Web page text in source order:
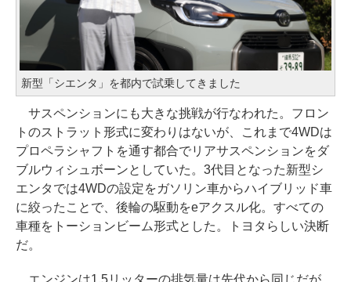
新型「シエンタ」を都内で試乗してきました
サスペンションにも大きな挑戦が行なわれた。フロン
トのストラット形式に変わりはないが、これまで4WDは
プロペラシャフトを通す都合でリアサスペンションをダ
ブルウィシュボーンとしていた。3代目となった新型シ
エンタでは4WDの設定をガソリン車からハイブリッド車
に絞ったことで、後輪の駆動をeアクスル化。すべての
車種をトーションビーム形式とした。トヨタらしい決断
だ。
エンジンは1.5リッターの排気量は先代から同じだが、